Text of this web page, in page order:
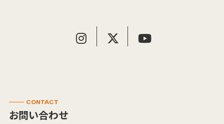
CONTACT
お問い合わせ